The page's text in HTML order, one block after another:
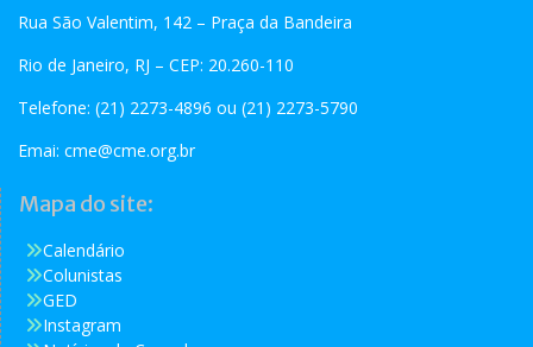
Rua São Valentim, 142 – Praça da Bandeira
Rio de Janeiro, RJ – CEP: 20.260-110
Telefone: (21) 2273-4896 ou (21) 2273-5790
Emai: cme@cme.org.br
Mapa do site:
Calendário
Colunistas
GED
Instagram